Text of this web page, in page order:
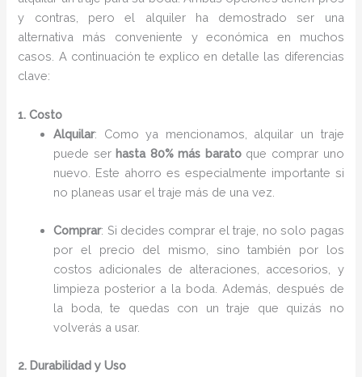
y contras, pero el alquiler ha demostrado ser una
alternativa más conveniente y económica en muchos
casos. A continuación te explico en detalle las diferencias
clave:
1. Costo
Alquilar: Como ya mencionamos, alquilar un traje
puede ser hasta 80% más baratoque comprar uno
nuevo. Este ahorro es especialmente importante si
no planeas usar el traje más de una vez.
Comprar: Si decides comprar el traje, no solo pagas
por el precio del mismo, sino también por los
costos adicionales de alteraciones, accesorios, y
limpieza posterior a la boda. Además, después de
la boda, te quedas con un traje que quizás no
volverás a usar.
2. Durabilidad y Uso